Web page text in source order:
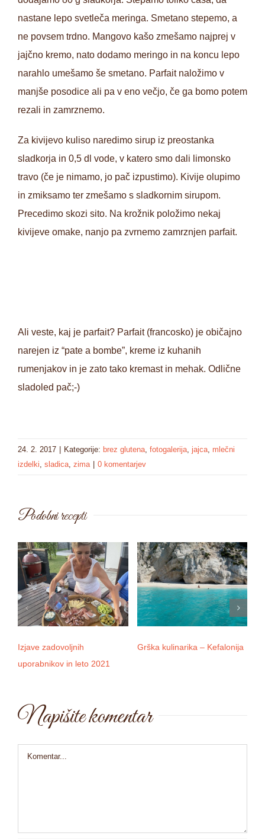
nastane lepo svetleča meringa. Smetano stepemo, a
ne povsem trdno. Mangovo kašo zmešamo najprej v
jajčno kremo, nato dodamo meringo in na koncu lepo
narahlo umešamo še smetano. Parfait naložimo v
manjše posodice ali pa v eno večjo, če ga bomo potem
rezali in zamrznemo.
Za kivijevo kuliso naredimo sirup iz preostanka
sladkorja in 0,5 dl vode, v katero smo dali limonsko
travo (če je nimamo, jo pač izpustimo). Kivije olupimo
in zmiksamo ter zmešamo s sladkornim sirupom.
Precedimo skozi sito. Na krožnik položimo nekaj
kivijeve omake, nanjo pa zvrnemo zamrznjen parfait.
Ali veste, kaj je parfait? Parfait (francosko) je običajno
narejen iz “pate a bombe”, kreme iz kuhanih
rumenjakov in je zato tako kremast in mehak. Odlične
sladoled pač;-)
24. 2. 2017 | Kategorije: brez glutena fotogalerija jajca mlečni
izdelki sladica zima | 0 komentarjev
Podobni recepti
Izjave zadovoljnih
uporabnikov in leto 2021
Grška kulinarika – Kefalonija
Napišite komentar
Comment